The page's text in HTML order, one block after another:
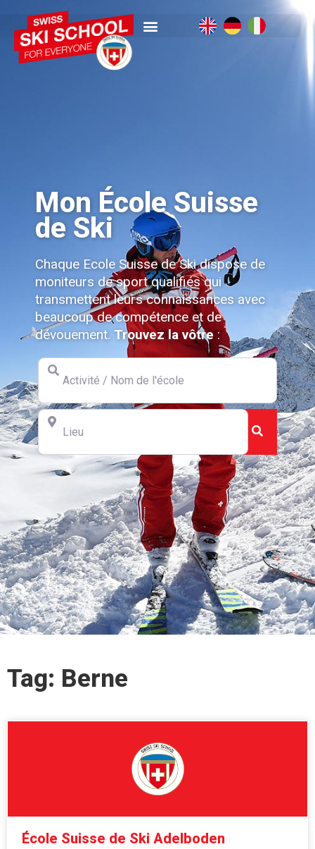
Mon École Suisse
de Ski
Chaque Ecole Suisse de Ski dispose de
moniteurs de sport qualifiés qui
transmettent leurs connaissances avec
beaucoup de compétence et de
dévouement. Trouvez la vôtre:
Activité / Nom de l'école
Lieu
Search
Tag: Berne
École Suisse de Ski Adelboden